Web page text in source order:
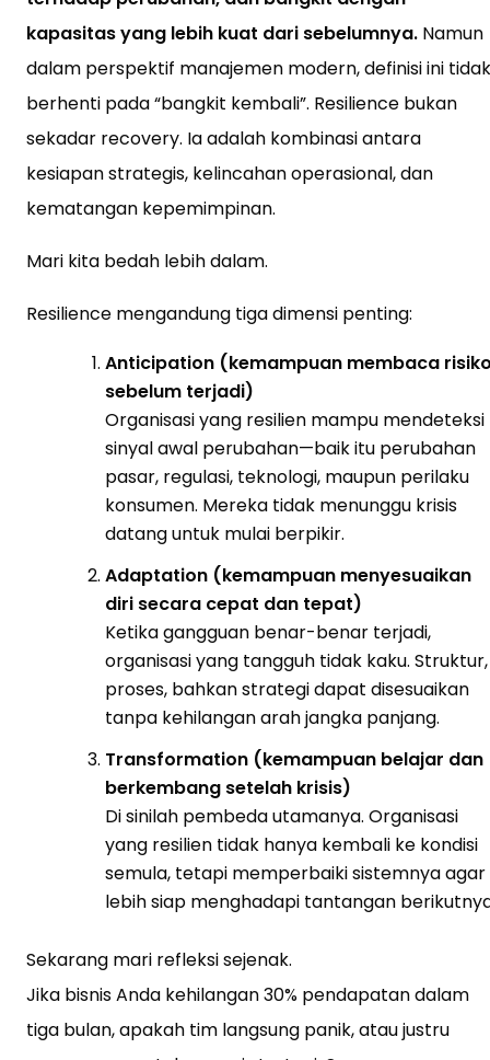
kapasitas yang lebih kuat dari sebelumnya. Namun
dalam perspektif manajemen modern, definisi ini tidak
berhenti pada “bangkit kembali”. Resilience bukan
sekadar recovery. Ia adalah kombinasi antara
kesiapan strategis, kelincahan operasional, dan
kematangan kepemimpinan.
Mari kita bedah lebih dalam.
Resilience mengandung tiga dimensi penting:
Anticipation (kemampuan membaca
sebelum terjadi)
Organisasi yang resilien mampu mendeteksi
sinyal awal perubahan—baik itu perubahan
pasar, regulasi, teknologi, maupun perilaku
konsumen. Mereka tidak menunggu krisis
datang untuk mulai berpikir.
Adaptation (kemampuan menyesuaikan
diri secara cepat dan tepat)
Ketika gangguan benar-benar terjadi,
organisasi yang tangguh tidak kaku. Struktur,
proses, bahkan strategi dapat disesuaikan
tanpa kehilangan arah jangka panjang.
Transformation (kemampuan belajar dan
berkembang setelah krisis)
Di sinilah pembeda utamanya. Organisasi
yang resilien tidak hanya kembali ke kondisi
semula, tetapi memperbaiki sistemnya agar
lebih siap menghadapi tantangan
Sekarang mari refleksi sejenak.
Jika bisnis Anda kehilangan 30% pendapatan dalam
tiga bulan, apakah tim langsung panik, atau justru